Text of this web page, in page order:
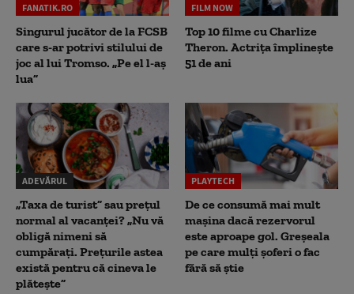
FANATIK.RO
Singurul jucător de la FCSB
care s-ar potrivi stilului de
joc al lui Tromso. „Pe el l-aș
lua”
FILM NOW
Top 10 filme cu Charlize
Theron. Actrița împlinește
51 de ani
ADEVĂRUL
„Taxa de turist” sau prețul
normal al vacanței? „Nu vă
obligă nimeni să
cumpărați. Prețurile astea
există pentru că cineva le
plătește”
PLAYTECH
De ce consumă mai mult
mașina dacă rezervorul
este aproape gol. Greșeala
pe care mulți șoferi o fac
fără să știe